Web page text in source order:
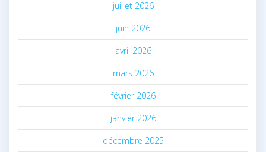
juillet 2026
juin 2026
avril 2026
mars 2026
février 2026
janvier 2026
décembre 2025